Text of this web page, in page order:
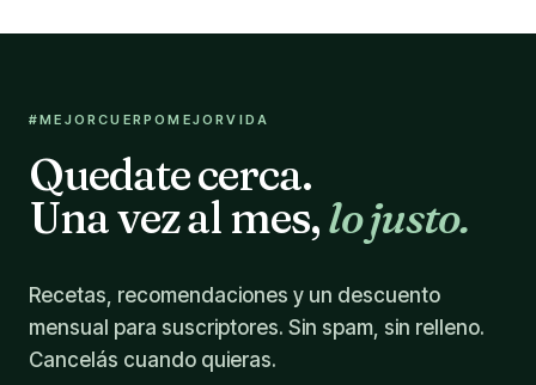
#MEJORCUERPOMEJORVIDA
Quedate cerca.
Una vez al mes,lo justo.
Recetas, recomendaciones y un descuento
mensual para suscriptores. Sin spam, sin relleno.
Cancelás cuando quieras.